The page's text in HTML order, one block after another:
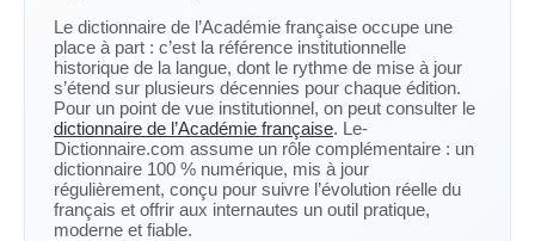
Le dictionnaire de l’Académie française occupe une
place à part : c’est la référence institutionnelle
historique de la langue, dont le rythme de mise à jour
s’étend sur plusieurs décennies pour chaque édition.
Pour un point de vue institutionnel, on peut consulter le
dictionnaire de l’Académie française. Le-
Dictionnaire.com assume un rôle complémentaire : un
dictionnaire 100 % numérique, mis à jour
régulièrement, conçu pour suivre l’évolution réelle du
français et offrir aux internautes un outil pratique,
moderne et fiable.